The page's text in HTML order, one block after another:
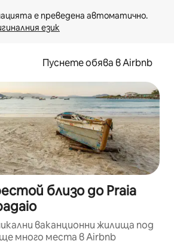
език
Пуснете обява в Airbnb
близо до Praia
ваканционни жилища под
много места в Airbnb